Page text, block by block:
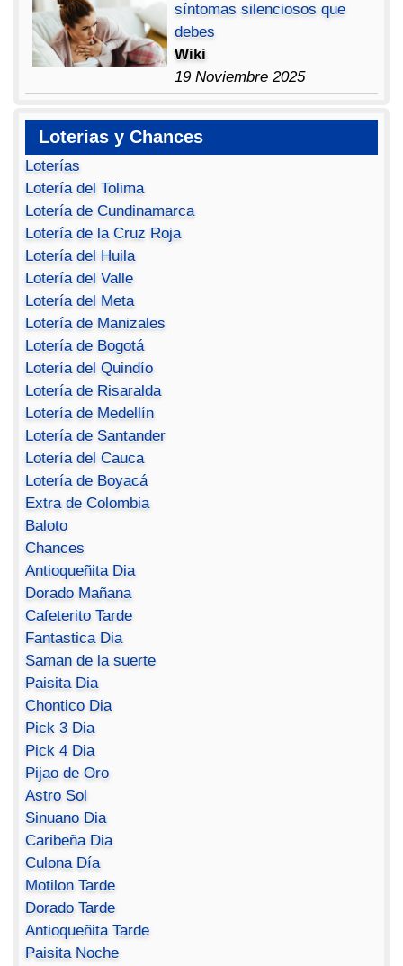
síntomas silenciosos que
debes
Wiki
19 Noviembre 2025
Loterias y Chances
Loterías
Lotería del Tolima
Lotería de Cundinamarca
Lotería de la Cruz Roja
Lotería del Huila
Lotería del Valle
Lotería del Meta
Lotería de Manizales
Lotería de Bogotá
Lotería del Quindío
Lotería de Risaralda
Lotería de Medellín
Lotería de Santander
Lotería del Cauca
Lotería de Boyacá
Extra de Colombia
Baloto
Chances
Antioqueñita Dia
Dorado Mañana
Cafeterito Tarde
Fantastica Dia
Saman de la suerte
Paisita Dia
Chontico Dia
Pick 3 Dia
Pick 4 Dia
Pijao de Oro
Astro Sol
Sinuano Dia
Caribeña Dia
Culona Día
Motilon Tarde
Dorado Tarde
Antioqueñita Tarde
Paisita Noche